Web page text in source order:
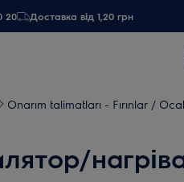
20 Доставка від 1,20 грн
Onarım talimatları - Fırınlar /